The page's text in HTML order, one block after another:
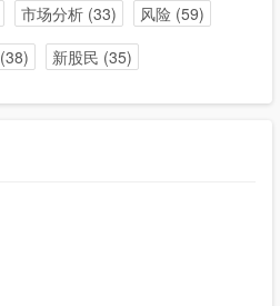
市场分析(33) 风险(59)
(38) 新股民 (35)